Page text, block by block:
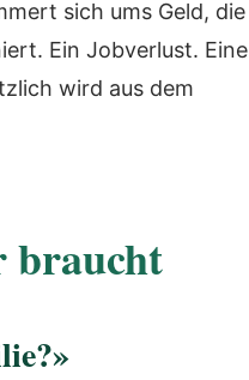
sich ums Geld, die
Ein Jobverlust. Eine
wird aus dem
braucht